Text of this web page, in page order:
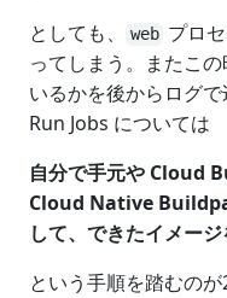
としても、 web プロ
ってしまう。またこ
いるかを後からログ
Run Jobs については
自分で手元や Cloud
Cloud Native
して、できたイメー
という手順を踏むの